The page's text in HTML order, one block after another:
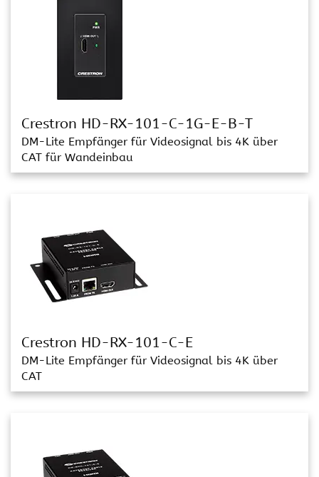
Crestron HD-RX-101-C-1G-E-B-T
DM-Lite Empfänger für Videosignal bis 4K über
CAT für Wandeinbau
Crestron HD-RX-101-C-E
DM-Lite Empfänger für Videosignal bis 4K über
CAT